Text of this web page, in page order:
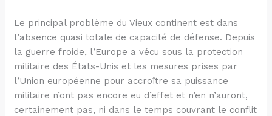
Le principal problème du Vieux continent est dans
l’absence quasi totale de capacité de défense. Depuis
la guerre froide, l’Europe a vécu sous la protection
militaire des États-Unis et les mesures prises par
l’Union européenne pour accroître sa puissance
militaire n’ont pas encore eu d’effet et n’en n’auront,
certainement pas, ni dans le temps couvrant le conflit